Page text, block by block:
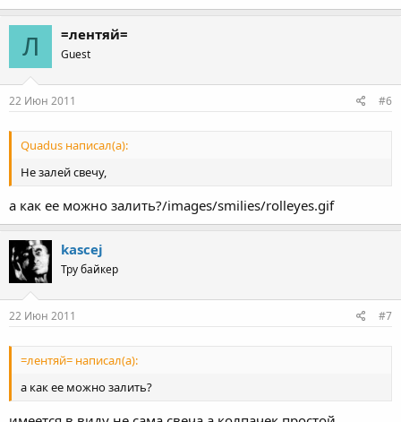
Л =лентяй=
Guest
22 Июн 2011 #6
Quadus написал(а):
Не залей свечу,
а как ее можно залить?/images/smilies/rolleyes.gif
kascej
Тру байкер
22 Июн 2011 #7
=лентяй= написал(а):
а как ее можно залить?